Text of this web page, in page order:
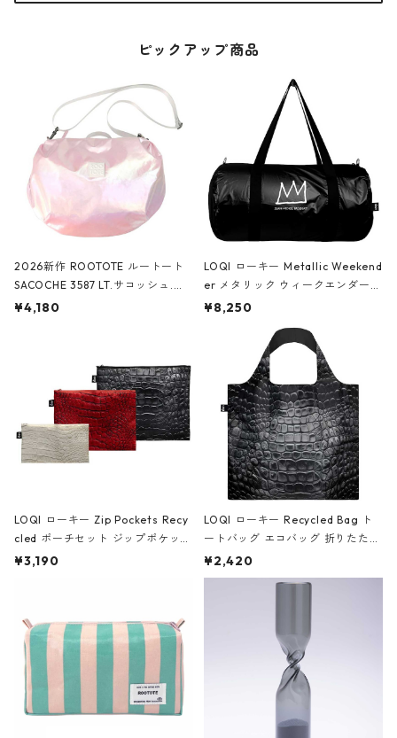
ピックアップ商品
2026新作 ROOTOTE ルートート
SACOCHE 3587 LT.サコッシュ.ル
ミエ-B ショルダーバッグ グロスピ
¥4,180
LOQI ローキー Metallic Weekend
er メタリック ウィークエンダー
ボストンバッグ ショルダーバッグ
Black ジャン=ミッシェル・バスキ
ア/クラウン ブラック
¥8,250
LOQI ローキー Zip Pockets Recy
cled ポーチセット ジップポケット
ファスナーポーチ 撥水加工 トラベ
ーガンディー、オフホワイト
¥3,190
LOQI ローキー Recycled Bag ト
ートバッグ エコバッグ 折りたたみ
大きめ 撥水加工 収納ポーチ CRO
CODILE/Black クロコダイル/ブラ
¥2,420